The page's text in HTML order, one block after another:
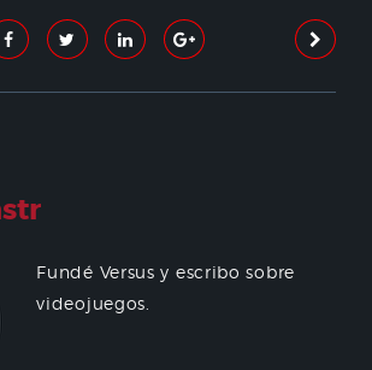
Fundé Versus y escribo sobre
videojuegos.